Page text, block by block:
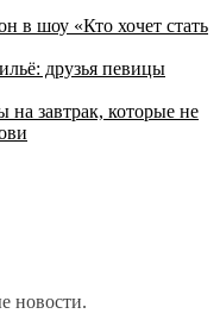
в шоу «Кто хочет стать
друзья певицы
завтрак, которые не
новости.